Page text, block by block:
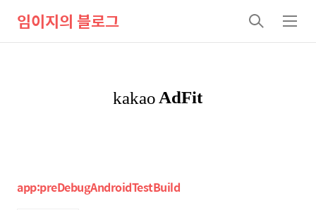
임이지의 블로그
검
색
메
뉴
app:preDebugAndroidTestBuild